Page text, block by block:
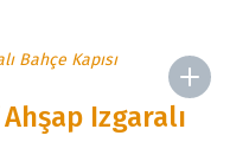
Izgaralı